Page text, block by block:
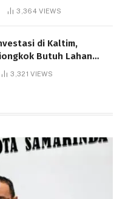
3,364VIEWS
di Kaltim,
Butuh Lahan
3,321VIEWS